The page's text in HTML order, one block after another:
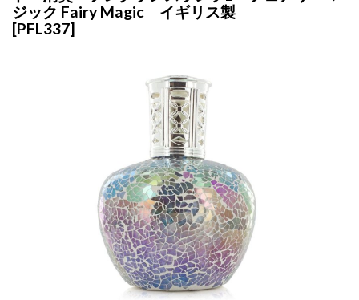
ジック Fairy Magic イギリス製
[PFL337]